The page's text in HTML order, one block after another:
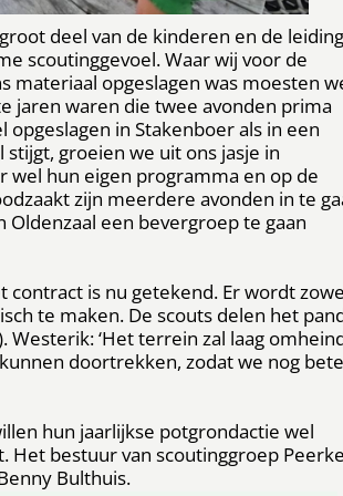
deel van de kinderen en de leiding
scoutinggevoel. Waar wij voor de
materiaal opgeslagen was moesten
jaren waren die twee avonden prima
in Stakenboer als in een
groeien we uit ons jasje in
wel hun eigen programma en op de
zijn meerdere avonden in te
een bevergroep te gaan
is nu getekend. Er wordt
te maken. De scouts delen het
Westerik: ‘Het terrein zal laag
doortrekken, zodat we nog
hun jaarlijkse potgrondactie wel
Het bestuur van scoutinggroep Peerke
Bulthuis.